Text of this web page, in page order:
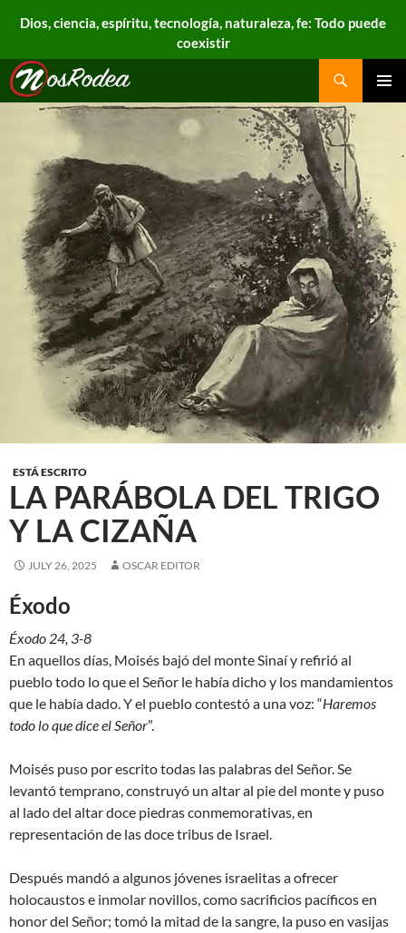
Dios, ciencia, espíritu, tecnología, naturaleza, fe: Todo puede
coexistir
Nos Rodea
Search
ESTÁ ESCRITO
LA PARÁBOLA DEL TRIGO
Y LA CIZAÑA
JULY 26, 2025 OSCAR EDITOR
Éxodo
Éxodo 24, 3-8
En aquellos días, Moisés bajó del monte Sinaí y refirió al
pueblo todo lo que el Señor le había dicho y los mandamientos
que le había dado. Y el pueblo contestó a una voz: “Haremos
todo lo que dice el Señor”.
Moisés puso por escrito todas las palabras del Señor. Se
levantó temprano, construyó un altar al pie del monte y puso
al lado del altar doce piedras conmemorativas, en
representación de las doce tribus de Israel.
Después mandó a algunos jóvenes israelitas a ofrecer
holocaustos e inmolar novillos, como sacrificios pacíficos en
honor del Señor; tomó la mitad de la sangre, la puso en vasijas